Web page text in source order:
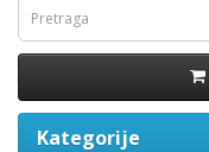
Kategorije